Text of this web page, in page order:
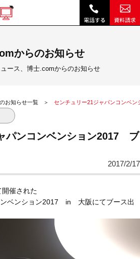
センチュリー21ジャパンコンベンション2017 ブース出展|｜不動産テックニュース、博士.comからのお知らせ｜不動産ホームページ制作、顧客管理・営業支援システム、不動産SEO、博士クラウドRHS
からのお知らせ
ース、博士.comからのお知らせ
お知らせ一覧 センチュリー21ジャパンコンベ
パンコンベンション2017 ブ
2017/2/17
催された
ンベンション2017 in 大阪にてブース出